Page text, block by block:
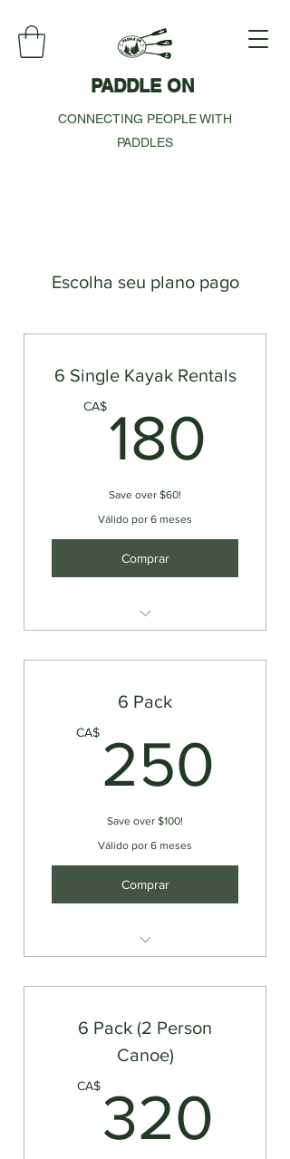
PADDLE ON
CONNECTING PEOPLE WITH
PADDLES
Escolha seu plano pago
6 Single Kayak Rentals
CA$180
Save over $60!
Válido por 6 meses
Comprar
6 Pack
CA$ 250
Save over $100!
Válido por 6 meses
Comprar
6 Pack (2 Person
Canoe)
CA$ 320